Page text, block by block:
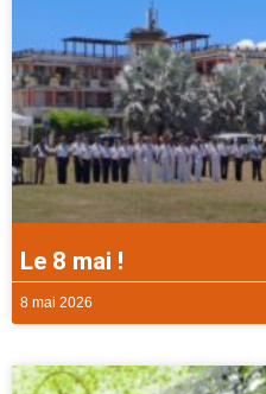
Le 8 mai !
8 mai 2026